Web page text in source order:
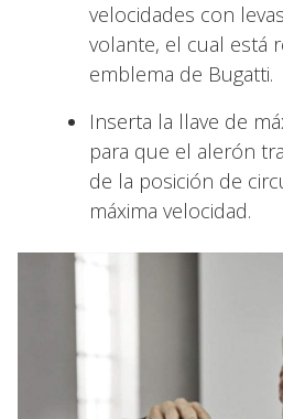
velocidades con
volante, el cual está
emblema de Bugatti.
Inserta la llave de
para que el alerón
de la posición de
máxima velocidad.